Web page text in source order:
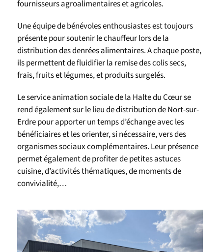
fournisseurs agroalimentaires et agricoles.
Une équipe de bénévoles enthousiastes est toujours
présente pour soutenir le chauffeur lors de la
distribution des denrées alimentaires. A chaque poste,
ils permettent de fluidifier la remise des colis secs,
frais, fruits et légumes, et produits surgelés.
Le service animation sociale de la Halte du Cœur se
rend également sur le lieu de distribution de Nort-sur-
Erdre pour apporter un temps d’échange avec les
bénéficiaires et les orienter, si nécessaire, vers des
organismes sociaux complémentaires. Leur présence
permet également de profiter de petites astuces
cuisine, d’activités thématiques, de moments de
convivialité,…